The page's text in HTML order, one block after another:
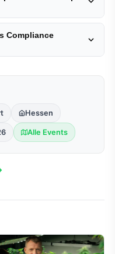
Compliance
Hessen
Alle Events